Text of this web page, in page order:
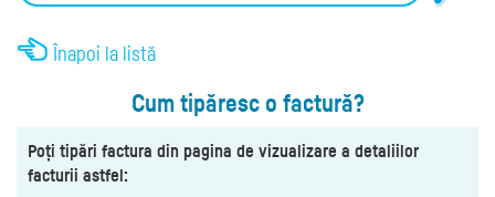
Înapoi la listă
Cum tipăresc o factură?
Poți tipări factura din pagina de vizualizare a detaliilor
facturii astfel: